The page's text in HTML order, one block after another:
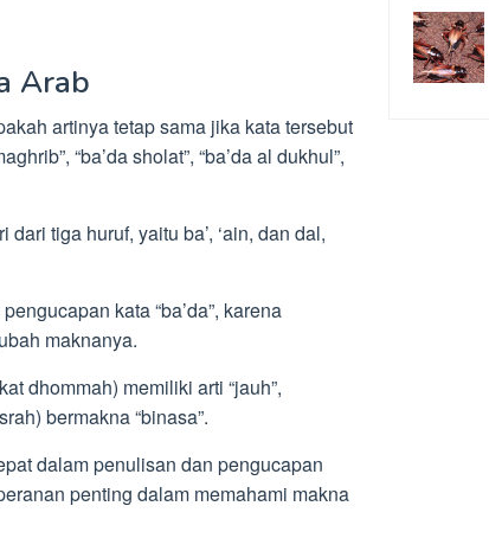
Arab
artinya tetap sama jika kata tersebut
“ba’da sholat”, “ba’da al dukhul”,
tiga huruf, yaitu ba’, ‘ain, dan dal,
kata “ba’da”, karena
maknanya.
dhommah) memiliki arti “jauh”,
bermakna “binasa”.
dalam penulisan dan pengucapan
penting dalam memahami makna